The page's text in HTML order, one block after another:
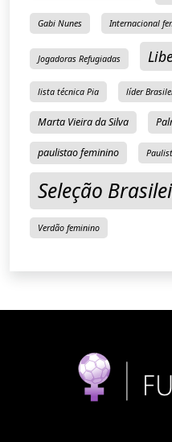
Gabi Nunes Internacional
Jogadoras Refugiadas
lista técnica Pia líder
Marta Vieira da Silva
paulistao feminino
Seleção
Verdão feminino